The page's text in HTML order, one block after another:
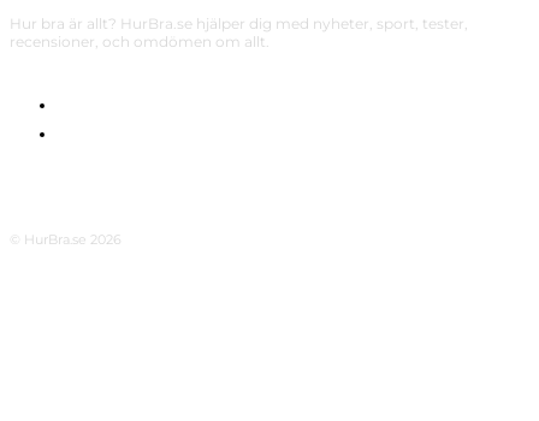
Hur bra är allt? HurBra.se hjälper dig med nyheter, sport, tester,
recensioner, och omdömen om allt.
© HurBra.se 2026